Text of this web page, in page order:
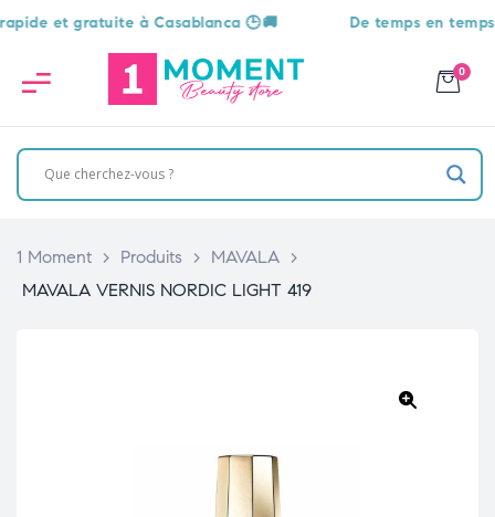
et gratuite à Casablanca 🕒🚚 De temps en temps,
0
1 Moment > Produits > MAVALA >
MAVALA VERNIS NORDIC LIGHT 419